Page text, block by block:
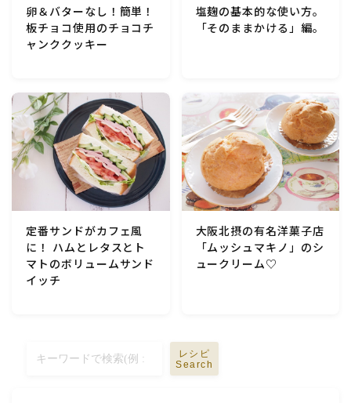
乾物・海藻・麩料理
漬物・ピクルス・保存食・発酵食品
圧力鍋使用の料理
ソース・ドレッシング・たれ・ディップ類
ドリンク・シロップ・ジャム類
テーブルコーディネート・食器・調理器具
卵＆バターなし！簡単！
板チョコ使用のチョコチ
ャンククッキー
塩麹の基本的な使い方。
「そのままかける」編。
定番サンドがカフェ風
に！ ハムとレタスとト
マトのボリュームサンド
イッチ
大阪北摂の有名洋菓子店
「ムッシュマキノ」のシ
ュークリーム♡
レシピ
Search